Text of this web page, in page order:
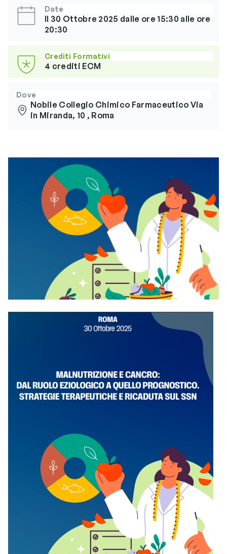
Date
Il 30 Ottobre 2025 dalle ore 15:30 alle ore
20:30
Crediti Formativi
4 crediti ECM
Dove
Nobile Collegio Chimico Farmaceutico Via
in Miranda, 10 , Roma